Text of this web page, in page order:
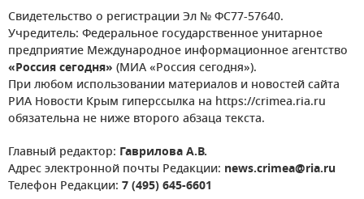
Свидетельство о регистрации Эл № ФС77-57640.
Учредитель: Федеральное государственное унитарное
предприятие Международное информационное агентство
«Россия сегодня» (МИА «Россия сегодня»).
При любом использовании материалов и новостей сайта
РИА Новости Крым гиперссылка на https://crimea.ria.ru
обязательна не ниже второго абзаца текста.
Главный редактор: Гаврилова А.В.
Адрес электронной почты Редакции: news.crimea@ria.ru
Телефон Редакции: 7 (495) 645-6601